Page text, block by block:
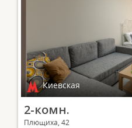
Киевская
2-комн.
Плющиха, 42